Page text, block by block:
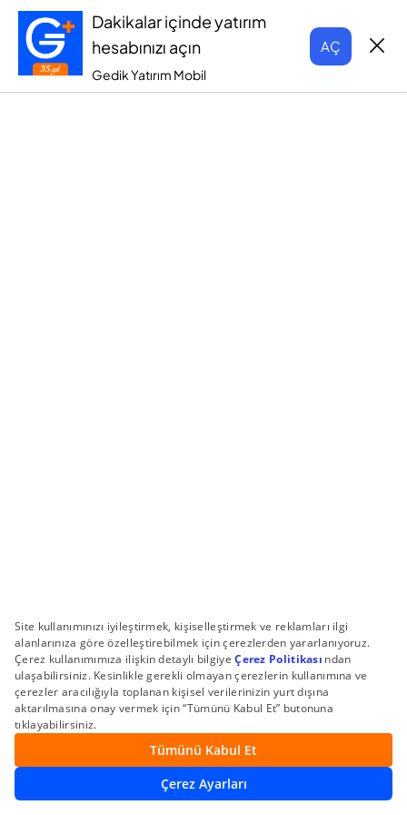
Dakikalar içinde yatırım
hesabınızı açın
Gedik Yatırım Mobil
AÇ